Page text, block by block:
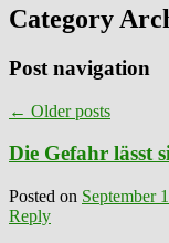
Category
Post navigation
← Older posts
Die Gefahr lässt
Posted on September
Reply